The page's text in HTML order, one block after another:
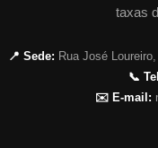
taxas
📍 Sede: Rua José
📞
✉️ E-mail: